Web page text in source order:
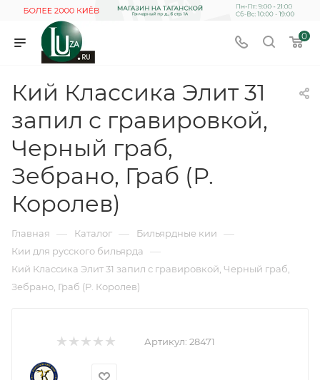
0
Кий Классика Элит 31
запил с гравировкой,
Черный граб,
Зебрано, Граб (Р.
Королев)
Главная — Каталог — Бильярдные кии —
Кии для русского бильярда —
Кий Классика Элит 31 запил с гравировкой, Черный граб,
Зебрано, Граб (Р. Королев)
Артикул: 28471